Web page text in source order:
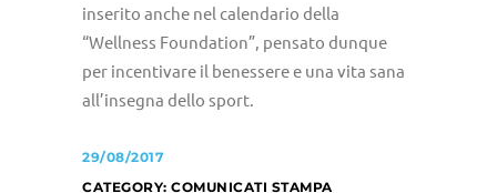
inserito anche nel calendario della
“Wellness Foundation”, pensato dunque
per incentivare il benessere e una vita sana
all’insegna dello sport.
29/08/2017
CATEGORY: COMUNICATI STAMPA